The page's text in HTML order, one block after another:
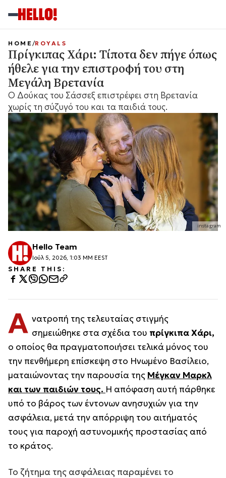
instagram
HOME ROYALS
Πρίγκιπας Χάρι: Τίποτα δεν πήγε όπως
ήθελε για την επιστροφή του στη
Μεγάλη Βρετανία
Ο Δούκας του Σάσσεξ επιστρέφει στη Βρετανία
χωρίς τη σύζυγό του και τα παιδιά τους.
Hello Team
Ιούλ 5, 2026, 1:03 ΜΜ EEST
SHARE THIS:
Α νατροπή της τελευταίας στιγμής
σημειώθηκε στα σχέδια του πρίγκιπα Χάρι,
ο οποίος θα πραγματοποιήσει τελικά μόνος του
την πενθήμερη επίσκεψη στο Ηνωμένο Βασίλειο,
ματαιώνοντας την παρουσία της Μέγκαν Μαρκλ
και των παιδιών τους. Η απόφαση αυτή πάρθηκε
υπό το βάρος των έντονων ανησυχιών για την
ασφάλεια, μετά την απόρριψη του αιτήματός
τους για παροχή αστυνομικής προστασίας από
το κράτος.
Το ζήτημα της ασφάλειας παραμένει το